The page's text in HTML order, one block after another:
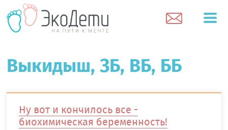
Выкидыш, ЗБ, ВБ, ББ
Ну вот и кончилось все -
биохимическая беременность!